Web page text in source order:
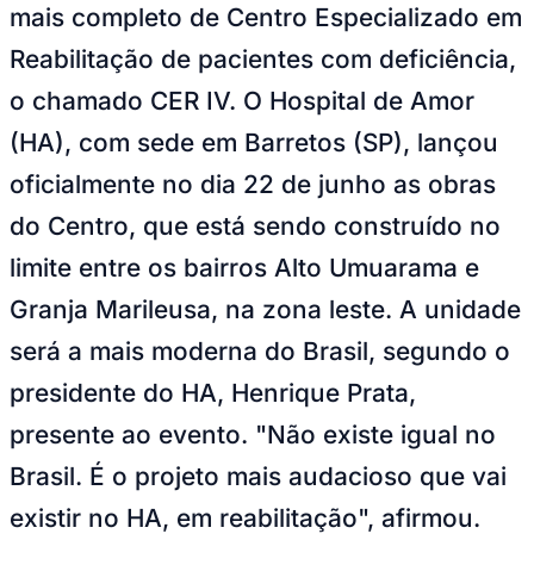
Panorama Econômico
Para Sua Empresa
Anuncie no Portal
Verificar EmpresaNovo
Anunciar Vagas
Publicidade Legal
NBA
Fórmula 1
Tênis (ATP)
MLB
NHL
Vôlei
Competições de Futebol
Brasileirão Série A
Brasileirão Série B
mais completo de Centro Especializado em
Reabilitação de pacientes com deficiência,
o chamado CER IV. O Hospital de Amor
(HA), com sede em Barretos (SP), lançou
oficialmente no dia 22 de junho as obras
do Centro, que está sendo construído no
limite entre os bairros Alto Umuarama e
Granja Marileusa, na zona leste. A unidade
será a mais moderna do Brasil, segundo o
presidente do HA, Henrique Prata,
presente ao evento. "Não existe igual no
Brasil. É o projeto mais audacioso que vai
existir no HA, em reabilitação", afirmou.